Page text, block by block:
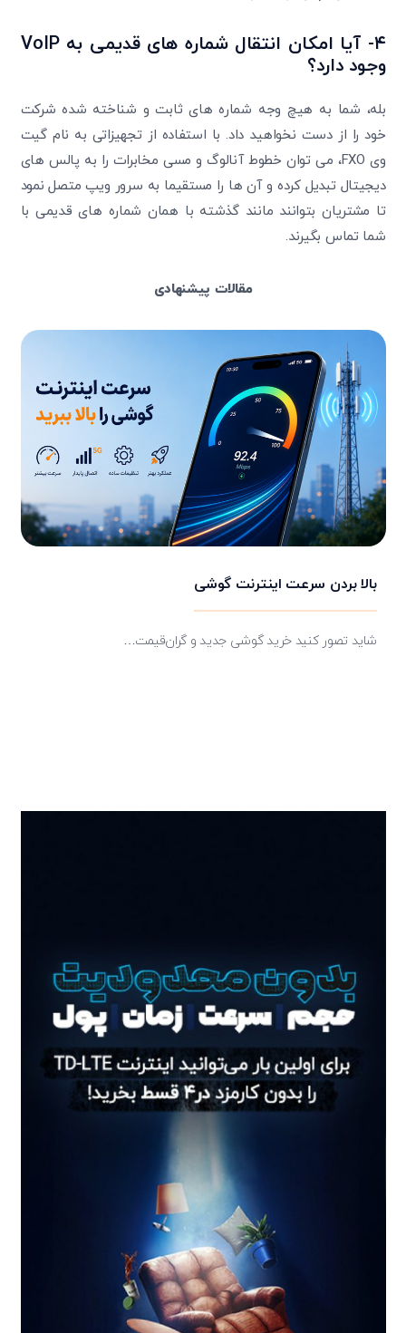
۴- آیا امکان انتقال شماره های قدیمی به VoIP
وجود دارد؟
بله، شما به هیچ وجه شماره های ثابت و شناخته شده شرکت
خود را از دست نخواهید داد. با استفاده از تجهیزاتی به نام گیت
وی FXO، می توان خطوط آنالوگ و مسی مخابرات را به پالس های
دیجیتال تبدیل کرده و آن ها را مستقیما به سرور ویپ متصل نمود
تا مشتریان بتوانند مانند گذشته با همان شماره های قدیمی با
شما تماس بگیرند.
مقالات پیشنهادی
بالا بردن سرعت اینترنت گوشی
شاید تصور کنید خرید گوشی جدید و گران‌قیمت…